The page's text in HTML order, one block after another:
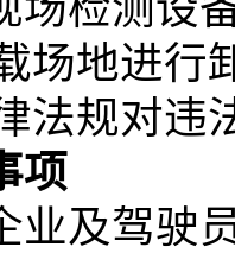
场地进行
法规对违
项
业及驾驶